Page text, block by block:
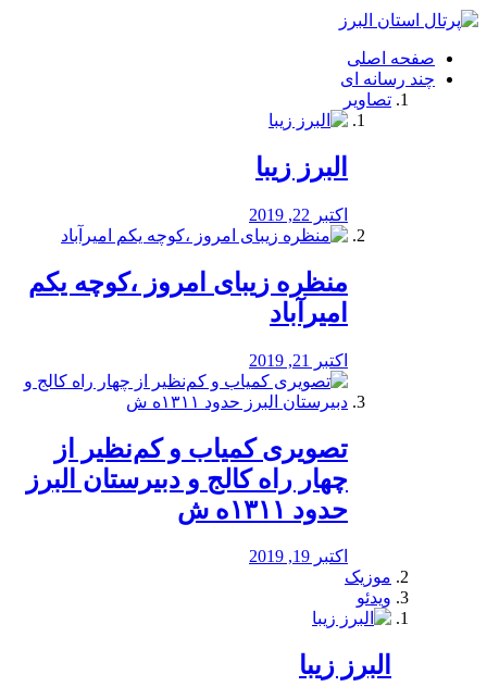
فصد
شرق
تهران
خشکشویی
صفحه اصلی
چند رسانه ای
تصاویر
البرز زیبا
اکتبر 22, 2019
منظره‌‌ زیبای امروز ،کوچه یکم
امیرآباد
اکتبر 21, 2019
️تصویری کمیاب و کم‌نظیر از
چهار راه كالج و دبيرستان البرز
حدود ۱۳۱۱ه ش
اکتبر 19, 2019
موزیک
ویدئو
البرز زیبا